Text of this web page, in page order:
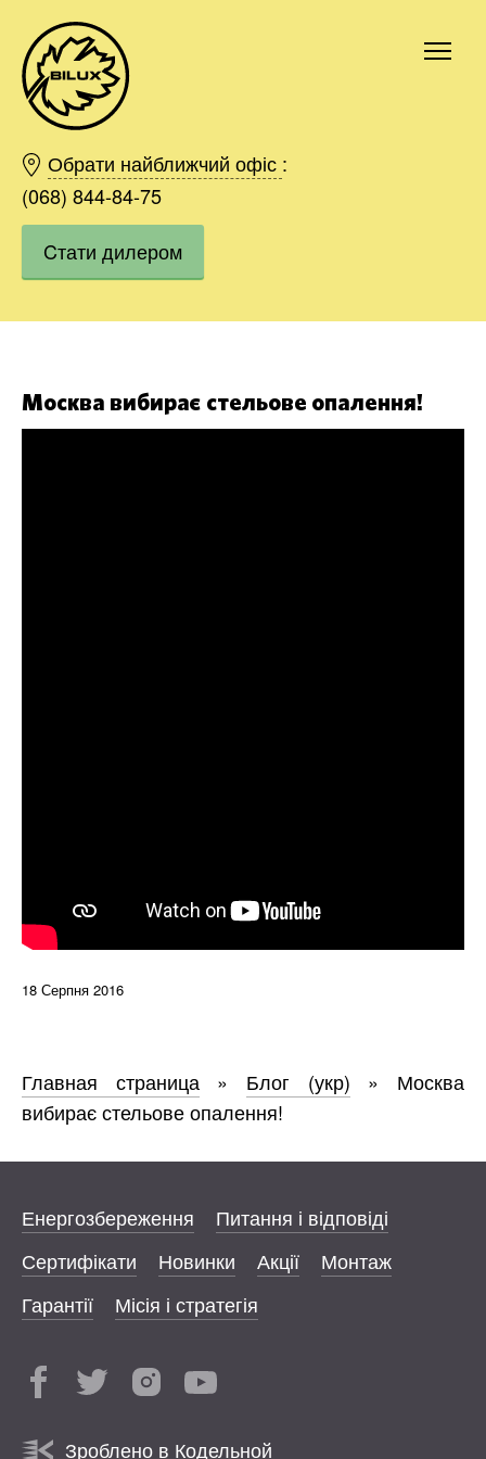
Обрати найближчий офіс :
(068) 844-84-75
Cтати дилером
Москва вибирає стельове опалення!
18 Серпня 2016
Главная страница» Блог (укр) » Москва
вибирає стельове опалення!
Енергозбереження
Питання і відповіді
Сертифікати
Новинки Акції
Монтаж
Гарантії
Місія і стратегія
Зроблено в Кодельной
Київ
Харків
Одесса
Дніпро
Івано-Франківськ
Область
Замовити